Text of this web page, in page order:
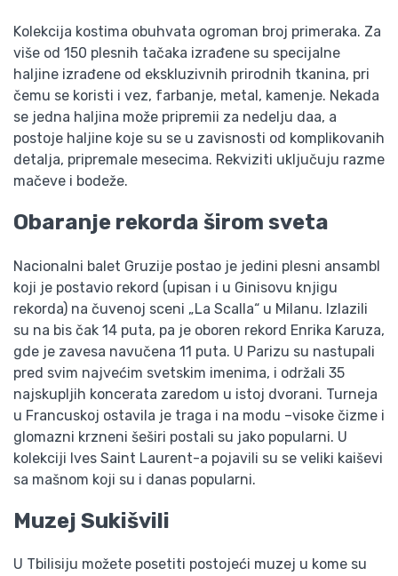
Kolekcija kostima obuhvata ogroman broj primeraka. Za
više od 150 plesnih tačaka izrađene su specijalne
haljine izrađene od ekskluzivnih prirodnih tkanina, pri
čemu se koristi i vez, farbanje, metal, kamenje. Nekada
se jedna haljina može pripremii za nedelju daa, a
postoje haljine koje su se u zavisnosti od komplikovanih
detalja, pripremale mesecima. Rekviziti uključuju razme
mačeve i bodeže.
Obaranje rekorda širom sveta
Nacionalni balet Gruzije postao je jedini plesni ansambl
koji je postavio rekord (upisan i u Ginisovu knjigu
rekorda) na čuvenoj sceni „La Scalla“ u Milanu. Izlazili
su na bis čak 14 puta, pa je oboren rekord Enrika Karuza,
gde je zavesa navučena 11 puta. U Parizu su nastupali
pred svim najvećim svetskim imenima, i održali 35
najskupljih koncerata zaredom u istoj dvorani. Turneja
u Francuskoj ostavila je traga i na modu –visoke čizme i
glomazni krzneni šeširi postali su jako popularni. U
kolekciji Ives Saint Laurent-a pojavili su se veliki kaiševi
sa mašnom koji su i danas popularni.
Muzej Sukišvili
U Tbilisiju možete posetiti postojeći muzej u kome su